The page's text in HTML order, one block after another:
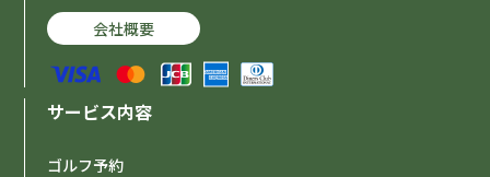
会社概要
サービス内容
ゴルフ予約